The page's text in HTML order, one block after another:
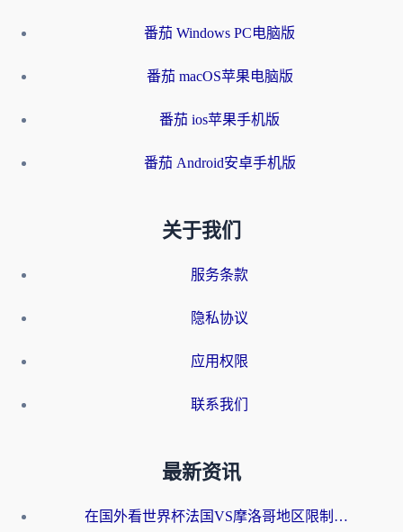
番茄 Windows PC电脑版
番茄 macOS苹果电脑版
番茄 ios苹果手机版
番茄 Android安卓手机版
关于我们
服务条款
隐私协议
应用权限
联系我们
最新资讯
在国外看世界杯法国VS摩洛哥地区限制？这篇指南让你流畅看中文解说无压力